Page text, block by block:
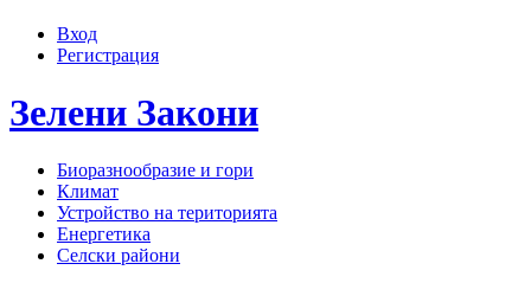
Вход
Регистрация
Зелени Закони
Биоразнообразие и гори
Климат
Устройство на територията
Енергетика
Селски райони